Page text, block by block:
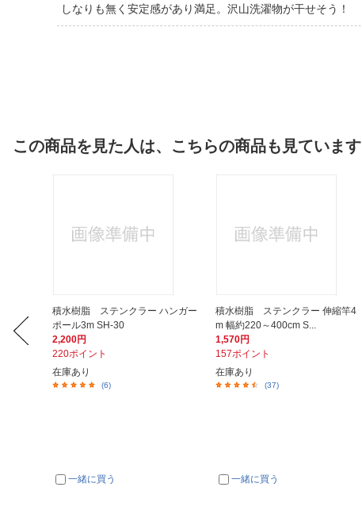
しなりも無く安定感があり満足。沢山洗濯物が干せそう！
この商品を見た人は、こちらの商品も見ています
積水樹脂 ステンクラー ハンガー
ポール3m SH-30
2,200円
220ポイント
在庫あり
(6)
一緒に買う
積水樹脂 ステンクラー 伸縮竿4
m 幅約220～400cm S...
1,570円
157ポイント
在庫あり
(37)
一緒に買う